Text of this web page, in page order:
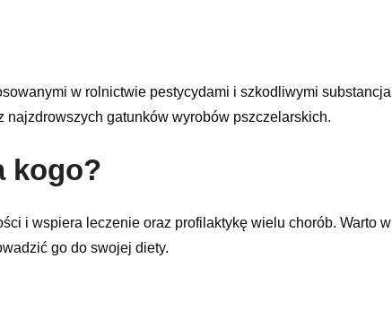
w rolnictwie pestycydami i szkodliwymi
najzdrowszych gatunków wyrobów pszczelarskich.
kogo?
i wspiera leczenie oraz profilaktykę wielu chorób. Warto
go do swojej diety.